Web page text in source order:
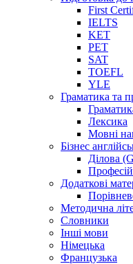
First
IELTS
KET
PET
SAT
TOEFL
YLE
Граматика та
Лексика
Мовні
Бізнес
Ділова
Додаткові
Методична
Словники
Інші мови
Німецька
Французька